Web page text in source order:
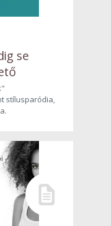
se
stílusparódia,